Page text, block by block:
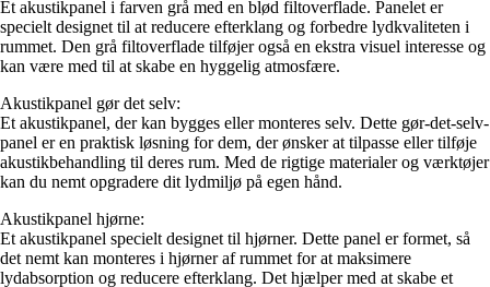
Et akustikpanel i farven grå med en blød filtoverflade. Panelet er
specielt designet til at reducere efterklang og forbedre lydkvaliteten i
rummet. Den grå filtoverflade tilføjer også en ekstra visuel interesse og
kan være med til at skabe en hyggelig atmosfære.
Akustikpanel gør det selv:
Et akustikpanel, der kan bygges eller monteres selv. Dette gør-det-selv-
panel er en praktisk løsning for dem, der ønsker at tilpasse eller tilføje
akustikbehandling til deres rum. Med de rigtige materialer og værktøjer
kan du nemt opgradere dit lydmiljø på egen hånd.
Akustikpanel hjørne:
Et akustikpanel specielt designet til hjørner. Dette panel er formet, så
det nemt kan monteres i hjørner af rummet for at maksimere
lydabsorption og reducere efterklang. Det hjælper med at skabe et